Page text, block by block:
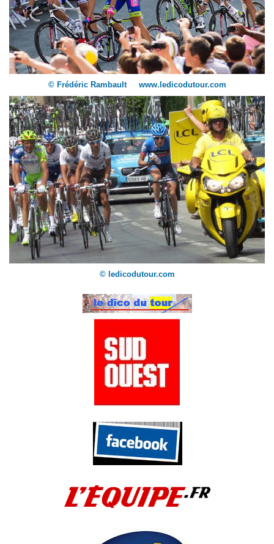
© Frédéric Rambault www.ledicodutour.com
© ledicodutour.com